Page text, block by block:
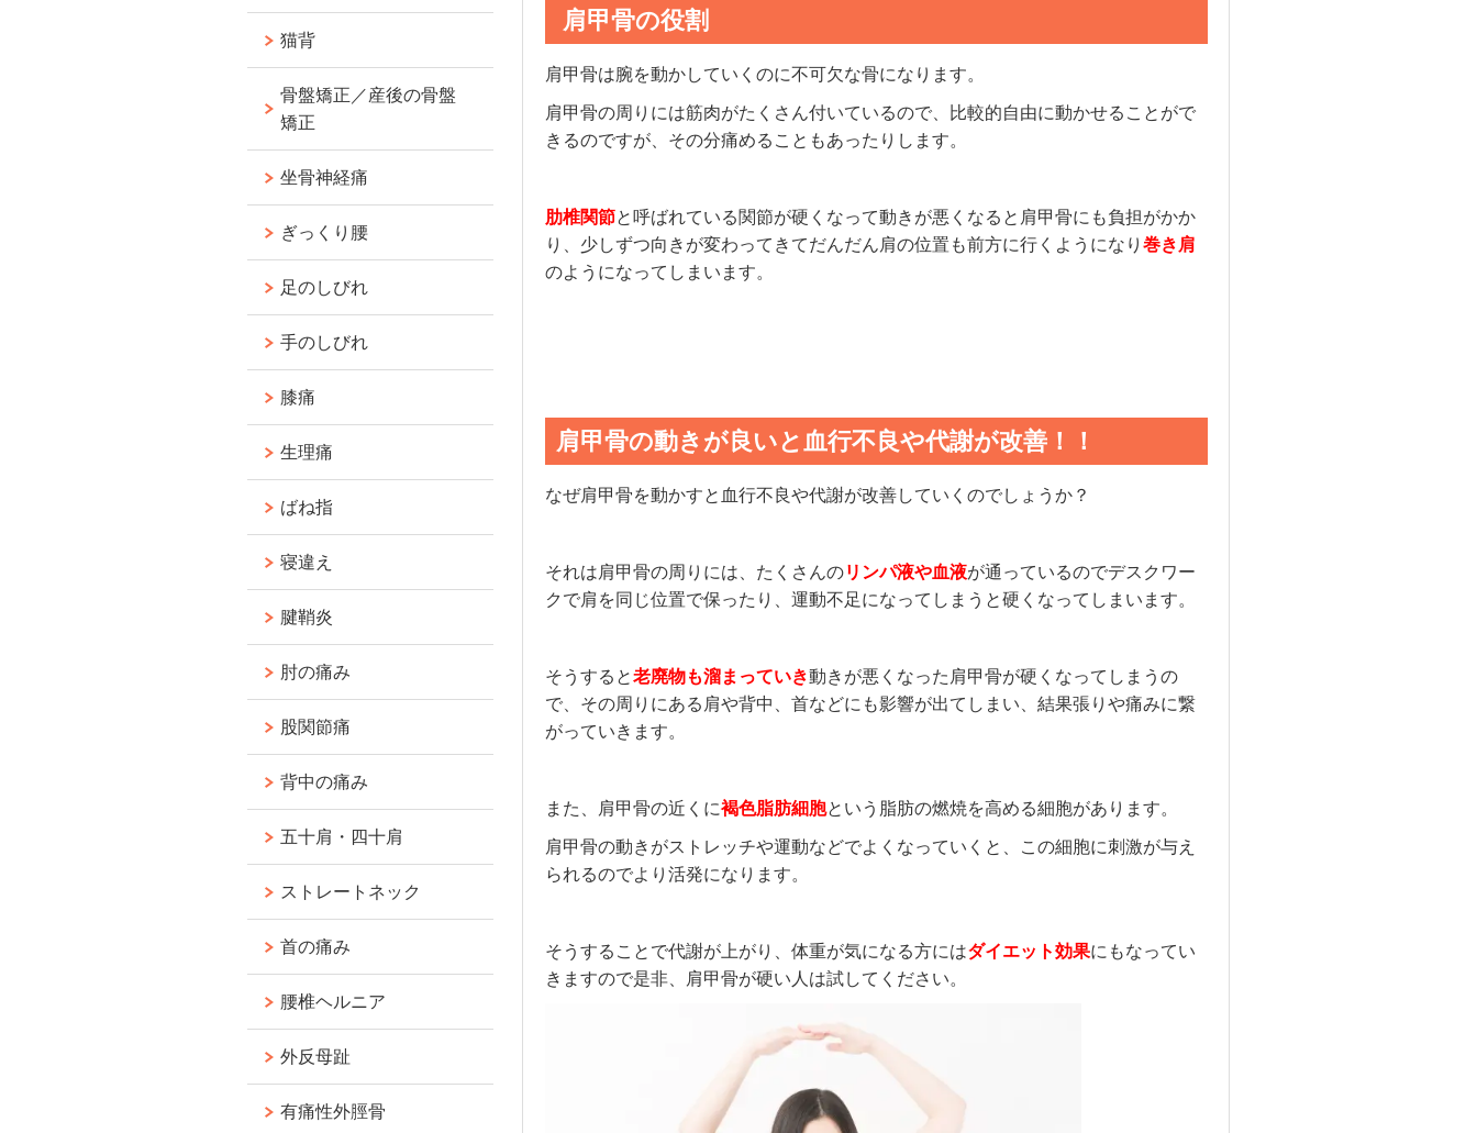
肩甲骨の役割
肩甲骨は腕を動かしていくのに不可欠な骨になります。
肩甲骨の周りには筋肉がたくさん付いているので、比較的自由に動かせることがで
きるのですが、その分痛めることもあったりします。
肋椎関節と呼ばれている関節が硬くなって動きが悪くなると肩甲骨にも負担がかか
り、少しずつ向きが変わってきてだんだん肩の位置も前方に行くようになり 巻き肩
のようになってしまいます。
肩甲骨の動きが良いと血行不良や代謝が改善！！
なぜ肩甲骨を動かすと血行不良や代謝が改善していくのでしょうか？
それは肩甲骨の周りには、たくさんのリンパ液や血液が通っているのでデスクワー
クで肩を同じ位置で保ったり、運動不足になってしまうと硬くなってしまいます。
そうすると老廃物も溜まっていき動きが悪くなった肩甲骨が硬くなってしまうの
で、その周りにある肩や背中、首などにも影響が出てしまい、結果張りや痛みに繋
がっていきます。
また、肩甲骨の近くに褐色脂肪細胞という脂肪の燃焼を高める細胞があります。
肩甲骨の動きがストレッチや運動などでよくなっていくと、この細胞に刺激が与え
られるのでより活発になります。
そうすることで代謝が上がり、体重が気になる方にはダイエット効果にもなってい
きますので是非、肩甲骨が硬い人は試してください。
猫背
骨盤矯正／産後の骨盤
矯正
坐骨神経痛
ぎっくり腰
足のしびれ
手のしびれ
膝痛
生理痛
ばね指
寝違え
腱鞘炎
肘の痛み
股関節痛
背中の痛み
五十肩・四十肩
ストレートネック
首の痛み
腰椎ヘルニア
外反母趾
有痛性外脛骨